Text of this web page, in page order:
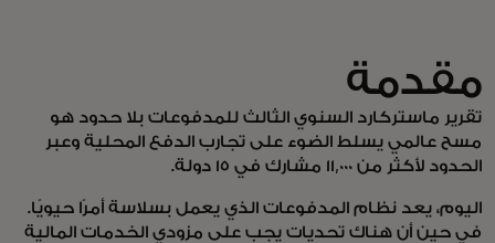
مقدمة
تقرير ماستركارد السنوي الثالث للمدفوعات بلا حدود هو
مسح عالمي يسلط الضوء على تجارب الدفع المحلية وعبر
الحدود لأكثر من 11,000 مشارك في 15 دولة.
اليوم، يعد نظام المدفوعات الذي يعمل بسلاسة أمرًا حيويًا.
في حين أن هناك تحديات يجب على مزودي الخدمات المالية